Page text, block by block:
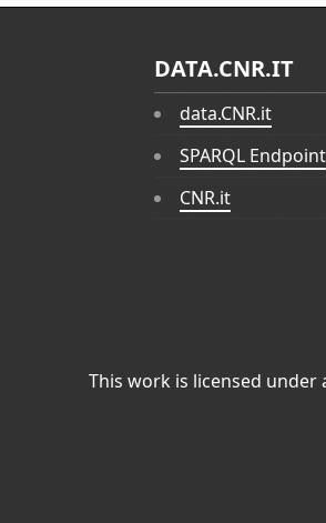
DATA.CNR.IT
data.CNR.it
SPARQL Endpoint
CNR.it
This work is licensed under